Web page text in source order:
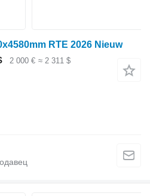
RTE 2026 Nieuw
2 000 € ≈ 2 311 $